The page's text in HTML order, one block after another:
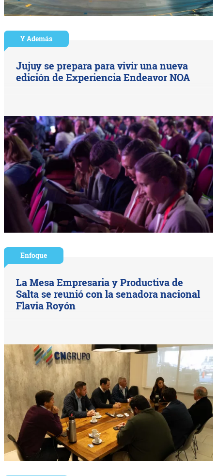
Y Además
Jujuy se prepara para vivir una nueva
edición de Experiencia Endeavor NOA
Enfoque
La Mesa Empresaria y Productiva de
Salta se reunió con la senadora nacional
Flavia Royón